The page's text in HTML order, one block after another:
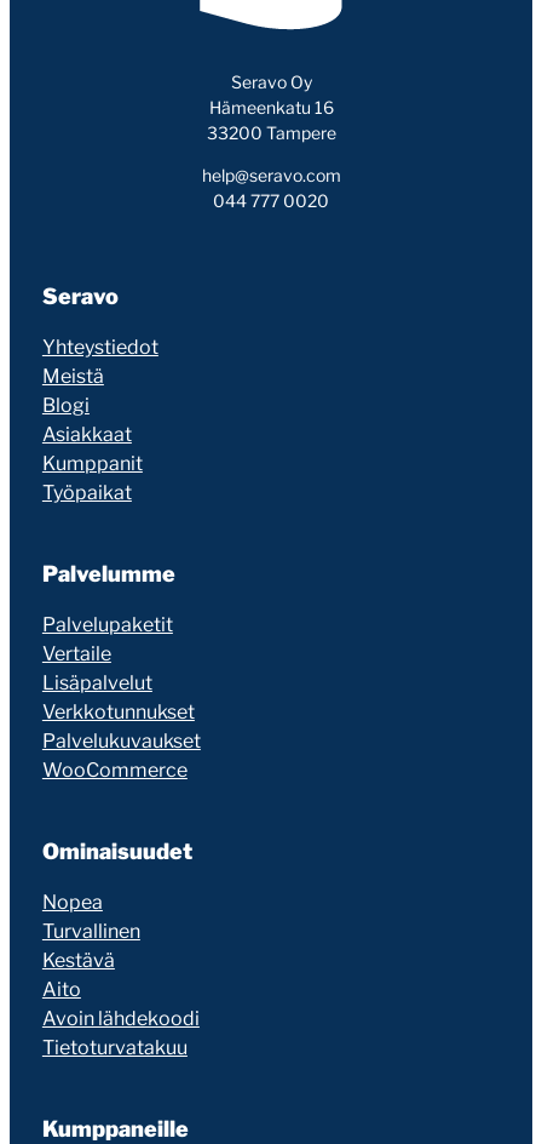
Seravo Oy
Hämeenkatu 16
33200 Tampere
help@seravo.com
044 777 0020
Seravo
Yhteystiedot
Meistä
Blogi
Asiakkaat
Kumppanit
Työpaikat
Palvelumme
Palvelupaketit
Vertaile
Lisäpalvelut
Verkkotunnukset
Palvelukuvaukset
WooCommerce
Ominaisuudet
Nopea
Turvallinen
Kestävä
Aito
Avoin lähdekoodi
Tietoturvatakuu
Kumppaneille